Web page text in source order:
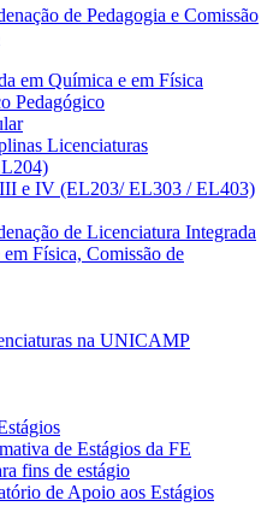
de Pedagogia e Comissão
em Química e em Física
Pedagógico
Licenciaturas
e IV (EL203/ EL303 / EL403)
de Licenciatura Integrada
Física, Comissão de
na UNICAMP
de Estágios da FE
fins de estágio
de Apoio aos Estágios